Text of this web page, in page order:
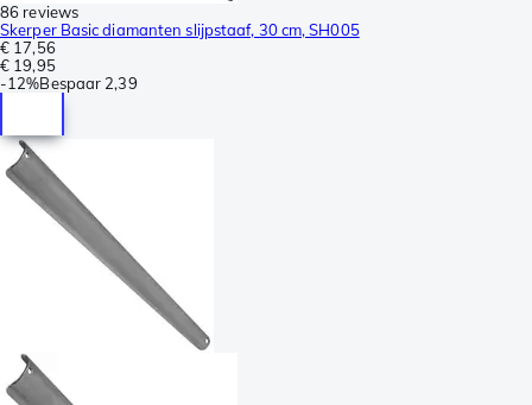
86 reviews
Skerper Basic diamanten slijpstaaf, 30 cm, SH005
€ 17,56
€ 19,95
-12%Bespaar 2,39